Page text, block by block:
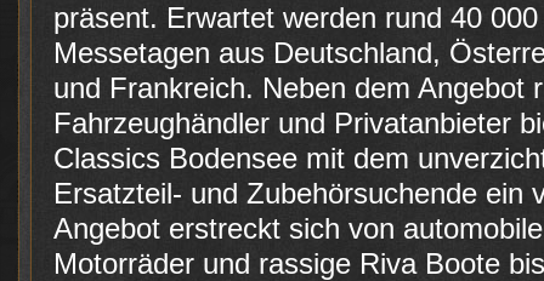
präsent. Erwartet werden rund 40
Messetagen aus Deutschland,
und Frankreich. Neben dem Angebot
Fahrzeughändler und Privatanbieter
Classics Bodensee mit dem
Ersatzteil- und Zubehörsuchende ein
Angebot erstreckt sich von
Motorräder und rassige Riva Boote